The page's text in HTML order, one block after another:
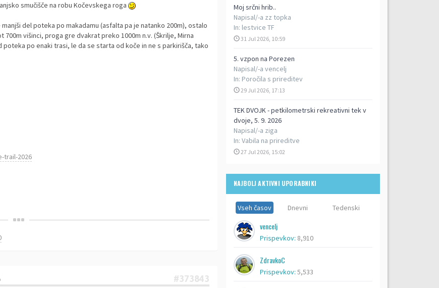
Moj srčni hrib..
Napisal/-a zz topka
In: lestvice TF
31 Jul 2026, 10:59
5. vzpon na Porezen
Napisal/-a vencelj
In: Poročila s prireditev
29 Jul 2026, 17:13
TEK DVOJK - petkilometrski rekreativni tek v
dvoje, 5. 9. 2026
Napisal/-a ziga
In: Vabila na prireditve
27 Jul 2026, 15:02
NAJBOLJ AKTIVNI UPORABNIKI
Vseh časov Dnevni Tedenski
vencelj
Prispevkov: 8,910
ZdravkoC
Prispevkov: 5,533
smučišče na robu Kočevskega roga
del poteka po makadamu (asfalta pa je natanko 200m), ostalo
višinci, proga gre dvakrat preko 1000m n.v. (Škrilje, Mirna
po enaki trasi, le da se starta od koče in ne s parkirišča, tako
trail-2026
#373843